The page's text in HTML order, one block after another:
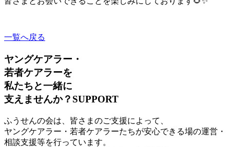
一覧へ戻る
ヤングケアラー・
若者ケアラーを
私たちと一緒に
支えませんか？ SUPPORT
ふうせんの会は、皆さまのご支援によって、
ヤングケアラー・若者ケアラーたちが安心できる場の運営・
相談支援等を行っています。